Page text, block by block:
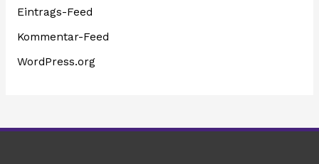
Eintrags-Feed
Kommentar-Feed
WordPress.org